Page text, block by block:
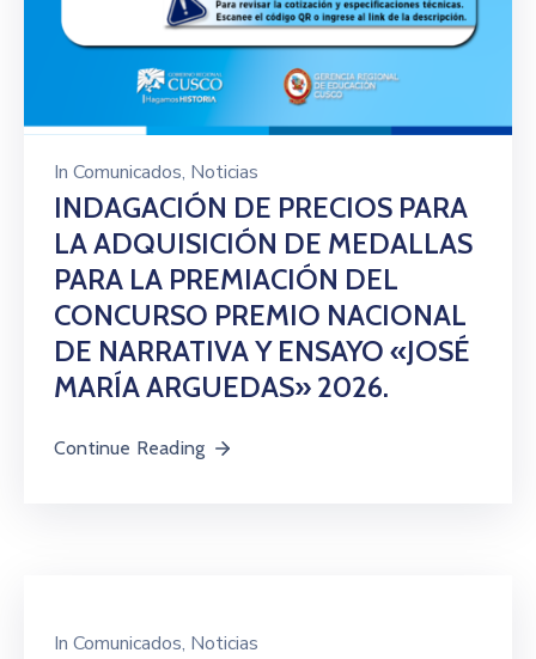
In Comunicados‚ Noticias
INDAGACIÓN DE PRECIOS PARA
LA ADQUISICIÓN DE MEDALLAS
PARA LA PREMIACIÓN DEL
CONCURSO PREMIO NACIONAL
DE NARRATIVA Y ENSAYO «JOSÉ
MARÍA ARGUEDAS» 2026.
Continue Reading
In Comunicados‚ Noticias